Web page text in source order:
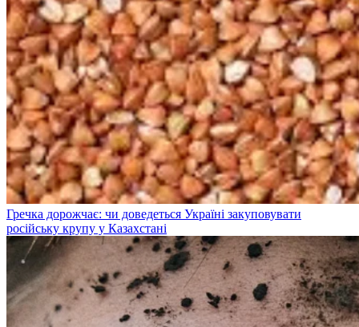
Гречка дорожчає: чи доведеться Україні закуповувати
російську крупу у Казахстані